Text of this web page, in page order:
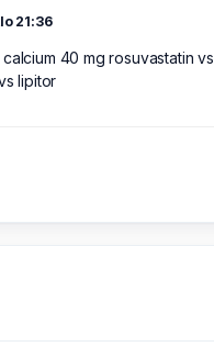
21:36
40 mg rosuvastatin vs
lipitor